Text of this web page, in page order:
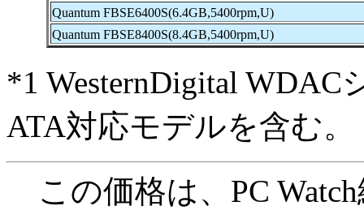
Quantum FBSE6400S(6.4GB,5400rpm,U)
Quantum FBSE8400S(8.4GB,5400rpm,U)
*1 WesternDigital
ATA対応モデルを含む。
この価格は、PC